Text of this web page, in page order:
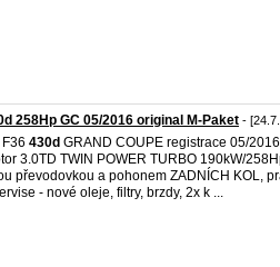
258Hp GC 05/2016 original M-Paket -
F36 430d GRAND COUPE registrace 05/
3.0TD TWIN POWER TURBO 190kW/
převodovkou a pohonem ZADNÍCH KOL,
- nové oleje, filtry, brzdy, 2x k ...